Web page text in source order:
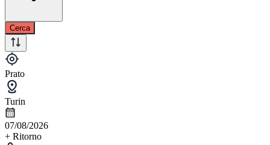
Cerca
Prato
Turin
07/08/2026
+ Ritorno